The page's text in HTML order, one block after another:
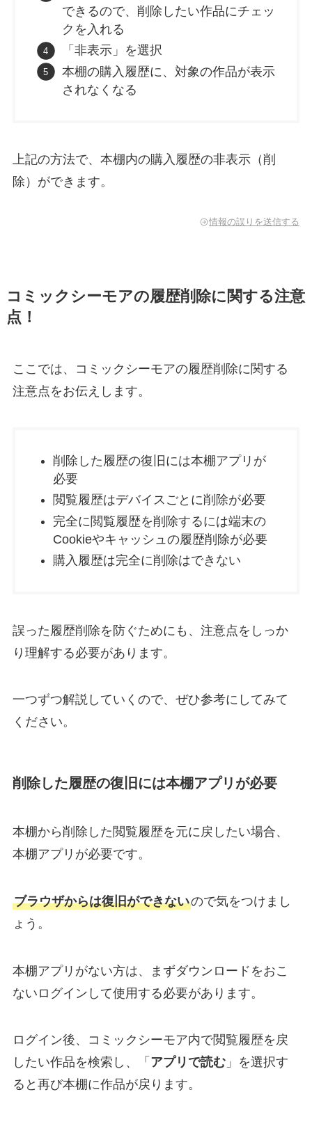
できるので、削除したい作品にチェッ
クを入れる
「非表示」を選択
本棚の購入履歴に、対象の作品が表示
されなくなる
上記の方法で、本棚内の購入履歴の非表示（削
除）ができます。
情報の誤りを送信する
コミックシーモアの履歴削除に関する注意
点！
ここでは、コミックシーモアの履歴削除に関する
注意点をお伝えします。
削除した履歴の復旧には本棚アプリが
必要
閲覧履歴はデバイスごとに削除が必要
完全に閲覧履歴を削除するには端末の
Cookieやキャッシュの履歴削除が必要
購入履歴は完全に削除はできない
誤った履歴削除を防ぐためにも、注意点をしっか
り理解する必要があります。
一つずつ解説していくので、ぜひ参考にしてみて
ください。
削除した履歴の復旧には本棚アプリが必要
本棚から削除した閲覧履歴を元に戻したい場合、
本棚アプリが必要です。
ブラウザからは復旧ができないので気をつけまし
ょう。
本棚アプリがない方は、まずダウンロードをおこ
ないログインして使用する必要があります。
ログイン後、コミックシーモア内で閲覧履歴を戻
したい作品を検索し、「 アプリで読む」を選択す
ると再び本棚に作品が戻ります。